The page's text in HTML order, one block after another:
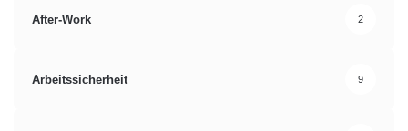
After-Work 2
Arbeitssicherheit 9